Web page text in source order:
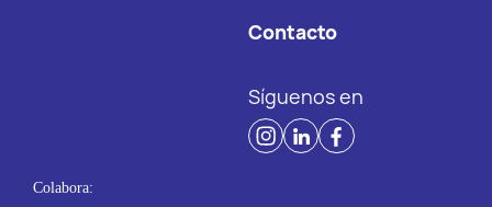
Contacto
Síguenos en